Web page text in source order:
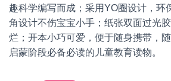
趣科学编写而成；采用YO圈设计，环
角设计不伤宝宝小手；纸张双面过光
烂；开本小巧可爱，便于随身携带，
启蒙阶段必备必读的儿童教育读物。